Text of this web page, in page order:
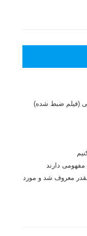
(فیلم ضبط شده)
دارند
معروف شد و مورد